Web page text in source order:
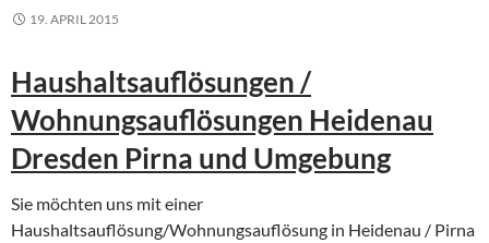
19. APRIL 2015
Haushaltsauflösungen /
Wohnungsauflösungen Heidenau
Dresden Pirna und Umgebung
Sie möchten uns mit einer
Haushaltsauflösung/Wohnungsauflösung in Heidenau / Pirna